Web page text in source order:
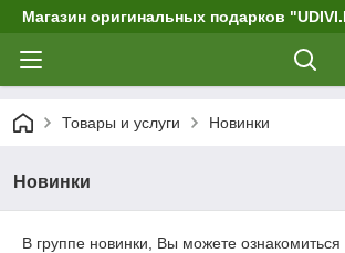
Магазин оригинальных подарков
Товары и услуги Новинки
Новинки
В группе новинки, Вы можете